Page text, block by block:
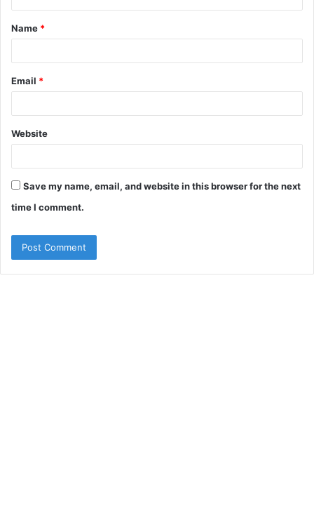
t
*
Name *
Email *
Website
Save my name, email, and website in this browser for the next
time I comment.